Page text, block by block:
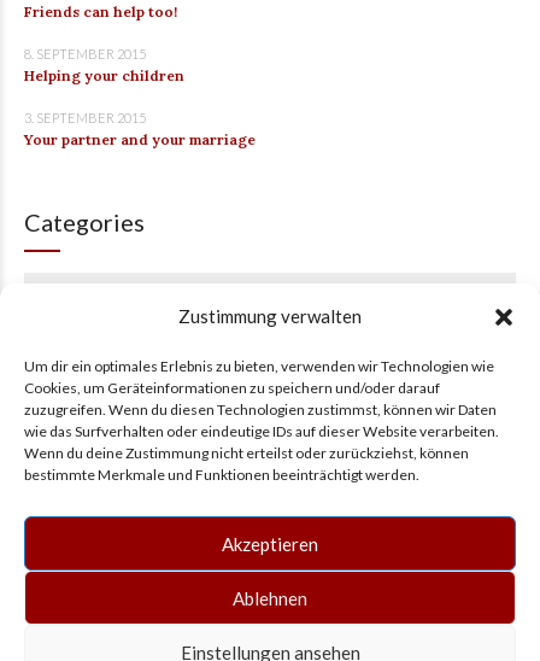
Zustimmung verwalten
Um dir ein optimales Erlebnis zu bieten, verwenden wir Technologien wie
Cookies, um Geräteinformationen zu speichern und/oder darauf
zuzugreifen. Wenn du diesen Technologien zustimmst, können wir Daten
wie das Surfverhalten oder eindeutige IDs auf dieser Website verarbeiten.
Wenn du deine Zustimmung nicht erteilst oder zurückziehst, können
bestimmte Merkmale und Funktionen beeinträchtigt werden.
Akzeptieren
Ablehnen
Einstellungen ansehen
Friends can help too!
8. SEPTEMBER 2015
Helping your children
3. SEPTEMBER 2015
Your partner and your marriage
Categories
Tags
AUDIO CONSECTETUER GALLERY GRID IMAGE IPSUM
vorbehalten.